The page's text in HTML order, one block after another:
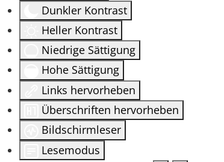
Dunkler Kontrast
Heller Kontrast
Niedrige Sättigung
Hohe Sättigung
Links hervorheben
Überschriften hervorheben
Bildschirmleser
Lesemodus